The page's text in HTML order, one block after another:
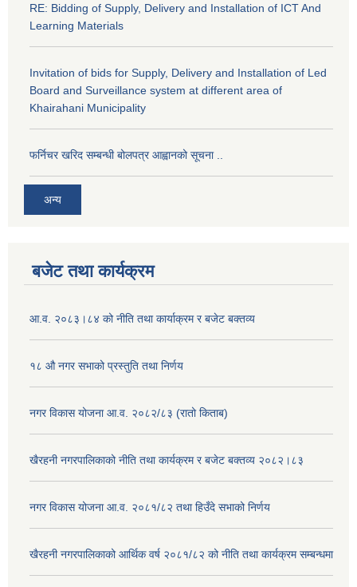
RE: Bidding of Supply, Delivery and Installation of ICT And
Learning Materials
Invitation of bids for Supply, Delivery and Installation of Led
Board and Surveillance system at different area of
Khairahani Municipality
फर्निचर खरिद सम्बन्धी बोलपत्र आह्वानको सूचना ..
अन्य
बजेट तथा कार्यक्रम
आ.व. २०८३।८४ को नीति तथा कार्याक्रम र बजेट बक्तव्य
१८ औ नगर सभाको प्रस्तुति तथा निर्णय
नगर विकास योजना आ.व. २०८२/८३ (रातो किताब)
खैरहनी नगरपालिकाको नीति तथा कार्यक्रम र बजेट बक्तव्य २०८२।८३
नगर विकास योजना आ.व. २०८१/८२ तथा हिउँदे सभाको निर्णय
खैरहनी नगरपालिकाको आर्थिक वर्ष २०८१/८२ को नीति तथा कार्यक्रम सम्बन्धमा